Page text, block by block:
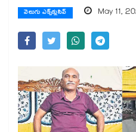
వెలుగు ఎక్స్‌క్లుసివ్ May 11,